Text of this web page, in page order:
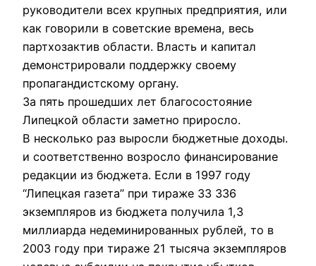
руководители всех крупных предприятия, или
как говорили в советские времена, весь
партхозактив области. Власть и капитал
демонстрировали поддержку своему
пропагандистскому органу.
За пять прошедших лет благосостояние
Липецкой области заметно приросло.
В несколько раз выросли бюджетные доходы.
и соответственно возросло финансирование
редакции из бюджета. Если в 1997 году
“Липецкая газета” при тираже 33 336
экземпляров из бюджета получила 1,3
миллиарда недеминированных рублей, то в
2003 году при тираже 21 тысяча экземпляров